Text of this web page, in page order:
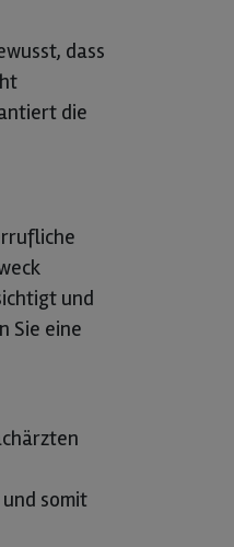
dass
die
und
Sie eine
somit